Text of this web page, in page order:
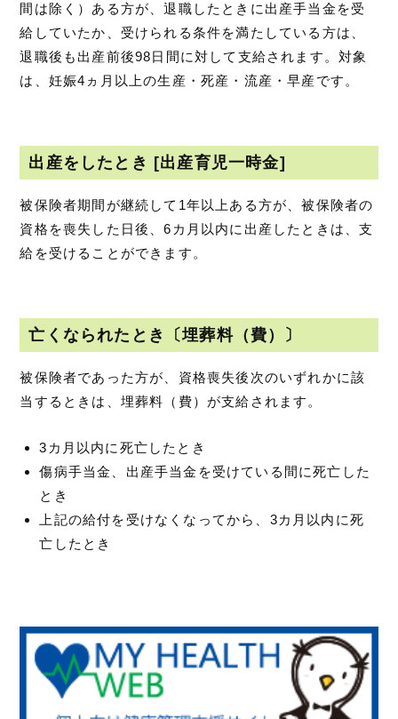
間は除く）ある方が、退職したときに出産手当金を受
給していたか、受けられる条件を満たしている方は、
退職後も出産前後98日間に対して支給されます。対象
は、妊娠4ヵ月以上の生産・死産・流産・早産です。
出産をしたとき [出産育児一時金]
被保険者期間が継続して1年以上ある方が、被保険者の
資格を喪失した日後、6カ月以内に出産したときは、支
給を受けることができます。
亡くなられたとき〔埋葬料（費）〕
被保険者であった方が、資格喪失後次のいずれかに該
当するときは、埋葬料（費）が支給されます。
3カ月以内に死亡したとき
傷病手当金、出産手当金を受けている間に死亡した
とき
上記の給付を受けなくなってから、3カ月以内に死
亡したとき